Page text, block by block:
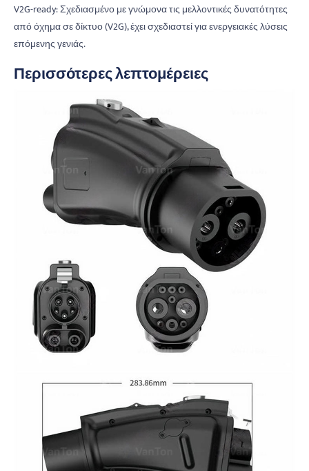
V2G-ready: Σχεδιασμένο με γνώμονα τις μελλοντικές δυνατότητες
από όχημα σε δίκτυο (V2G), έχει σχεδιαστεί για ενεργειακές λύσεις
επόμενης γενιάς.
Περισσότερες λεπτομέρειες